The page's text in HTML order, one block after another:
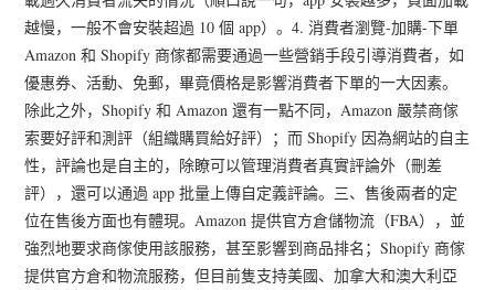
越慢，一般不會安裝超過 10 個 app）。4. 消費者瀏覽-加購-下單
Amazon 和 Shopify 商傢都需要通過一些營銷手段引導消費者，如
優惠券、活動、免郵，畢竟價格是影響消費者下單的一大因素。
除此之外，Shopify 和 Amazon 還有一點不同，Amazon 嚴禁商傢
索要好評和測評（組織購買給好評）；而 Shopify 因為網站的自主
性，評論也是自主的，除瞭可以管理消費者真實評論外（刪差
評），還可以通過 app 批量上傳自定義評論。三、售後兩者的定
位在售後方面也有體現。Amazon 提供官方倉儲物流（FBA），並
強烈地要求商傢使用該服務，甚至影響到商品排名；Shopify 商傢
提供官方倉和物流服務，但目前隻支持美國、加拿大和澳大利亞